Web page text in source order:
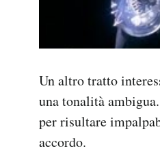
Un altro tratto
una tonalità
per risultare
accordo.